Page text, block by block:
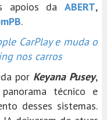
apoios da ABERT,
.
CarPlay e muda o
nos carros
por Keyana Pusey,
técnico e
desses sistemas.